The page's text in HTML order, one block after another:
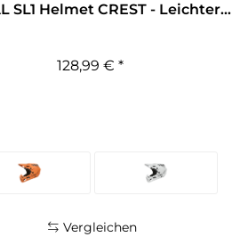
SL1 Helmet CREST - Leichter...
128,99 € *
Vergleichen